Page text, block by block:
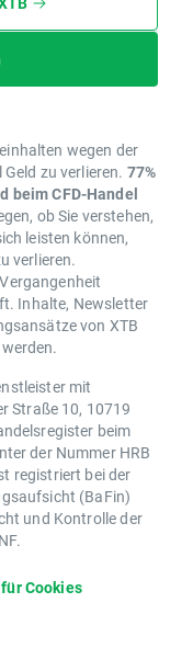
wegen der
zu verlieren. 77%
beim CFD-Handel
ob Sie verstehen,
leisten können,
verlieren.
Inhalte, Newsletter
von XTB
mit
Straße 10, 10719
beim
der Nummer HRB
registriert bei der
(BaFin)
und Kontrolle der
Cookies